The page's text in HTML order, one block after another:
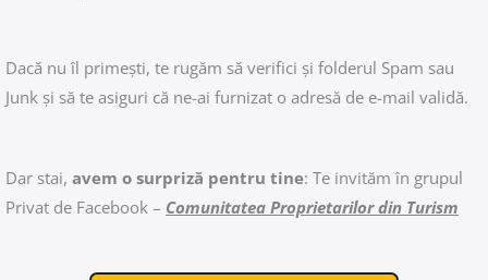
Dacă nu îl primești, te rugăm să verifici și folderul Spam sau
Junk și să te asiguri că ne-ai furnizat o adresă de e-mail validă.
Dar stai, avem o surpriză pentru tine: Te invităm în grupul
Privat de Facebook – Comunitatea Proprietarilor din Turism